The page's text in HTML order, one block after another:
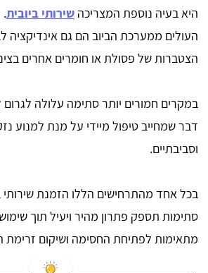
היא בעיה נוספת המצריכה שירותי ביובית.
העולים ממערכת הביוב הם גם אינדיקציה
הצטברות של פסולת או חומרים אחרים
במקרים חמורים יותר סתימה עלולה לגרום
דבר שמחייב טיפול מיידי על מנת למנוע
וסביבתיים.
בכל אחד מהתרחישים הללו הזמנת שירותי
סתימות תספק פתרון מהיר ויעיל תוך
מתאימות לפתיחת החסימה ושיקום זרימת